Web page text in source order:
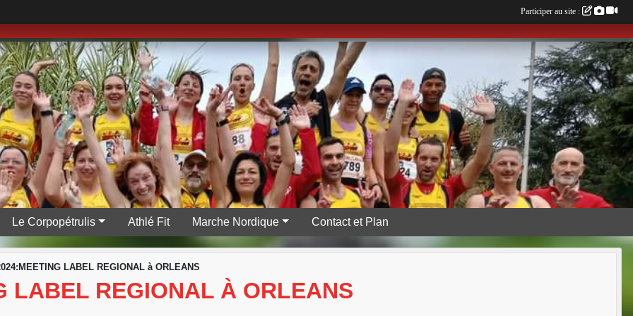
Le Corpopétrulis Athlé Fit Marche Nordique Contact et Plan
LABEL REGIONAL à ORLEANS
LABEL REGIONAL À ORLEANS
Participer au site :